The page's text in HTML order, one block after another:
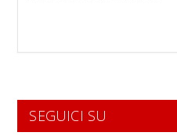
SEGUICI SU